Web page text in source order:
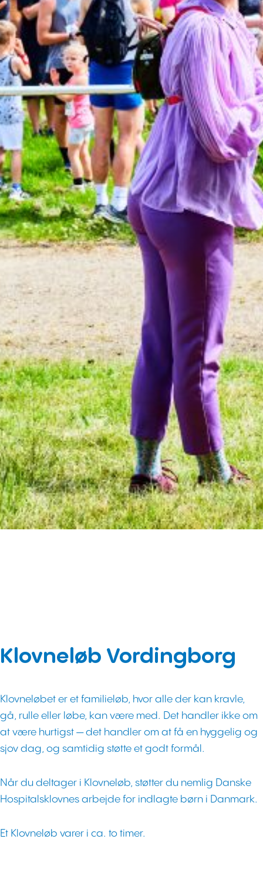
Klovneløb Vordingborg
Klovneløbet er et familieløb, hvor alle der kan kravle,
gå, rulle eller løbe, kan være med. Det handler ikke om
at være hurtigst — det handler om at få en hyggelig og
sjov dag, og samtidig støtte et godt formål.
Når du deltager i Klovneløb, støtter du nemlig Danske
Hospitalsklovnes arbejde for indlagte børn i Danmark.
Et Klovneløb varer i ca. to timer.